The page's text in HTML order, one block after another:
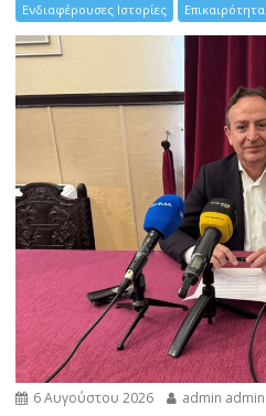
Ενδιαφέρουσες Ιστορίες Επικαιρότητα
6 Αυγούστου 2026 admin admin